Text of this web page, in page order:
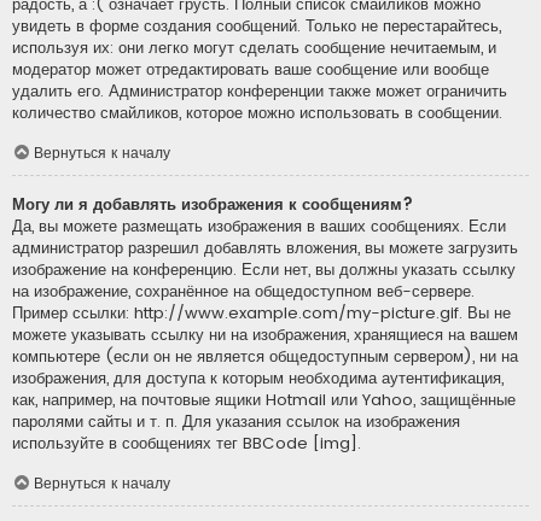
увидеть в форме создания сообщений. Только не перестарайтесь,
используя их: они легко могут сделать сообщение нечитаемым, и
модератор может отредактировать ваше сообщение или вообще
удалить его. Администратор конференции также может ограничить
количество смайликов, которое можно использовать в сообщении.
Вернуться к началу
Могу ли я добавлять изображения к сообщениям?
Да, вы можете размещать изображения в ваших сообщениях. Если
администратор разрешил добавлять вложения, вы можете загрузить
изображение на конференцию. Если нет, вы должны указать ссылку
на изображение, сохранённое на общедоступном веб-сервере.
Пример ссылки: http://www.example.com/my-picture.gif. Вы не
можете указывать ссылку ни на изображения, хранящиеся на вашем
компьютере (если он не является общедоступным сервером), ни на
изображения, для доступа к которым необходима аутентификация,
как, например, на почтовые ящики Hotmail или Yahoo, защищённые
паролями сайты и т. п. Для указания ссылок на изображения
используйте в сообщениях тег BBCode [img].
Вернуться к началу